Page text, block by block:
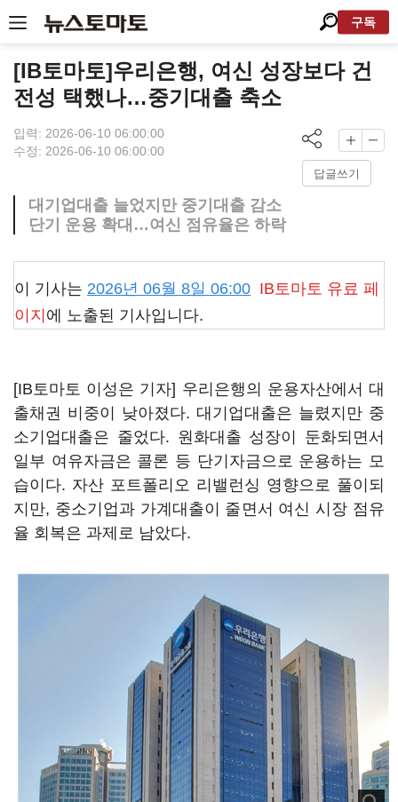
구독
[IB토마토]우리은행, 여신 성장보다 건
전성 택했나…중기대출 축소
입력: 2026-06-10 06:00:00
수정: 2026-06-10 06:00:00
답글쓰기
대기업대출 늘었지만 중기대출 감소
단기 운용 확대…여신 점유율은 하락
이 기사는 2026년 06월 8일 06:00 IB토마토 유료 페
이지 에 노출된 기사입니다.
[IB토마토 이성은 기자] 우리은행의 운용자산에서 대
출채권 비중이 낮아졌다. 대기업대출은 늘렸지만 중
소기업대출은 줄었다. 원화대출 성장이 둔화되면서
일부 여유자금은 콜론 등 단기자금으로 운용하는 모
습이다. 자산 포트폴리오 리밸런싱 영향으로 풀이되
지만, 중소기업과 가계대출이 줄면서 여신 시장 점유
율 회복은 과제로 남았다.